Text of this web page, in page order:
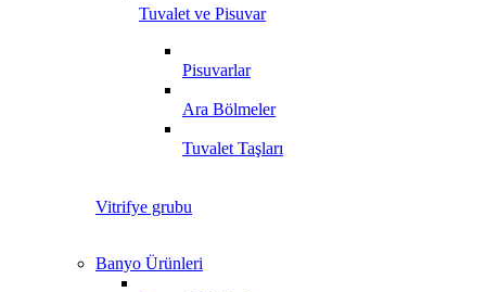
Tuvalet ve Pisuvar
Pisuvarlar
Ara Bölmeler
Tuvalet Taşları
Vitrifye grubu
Banyo Ürünleri